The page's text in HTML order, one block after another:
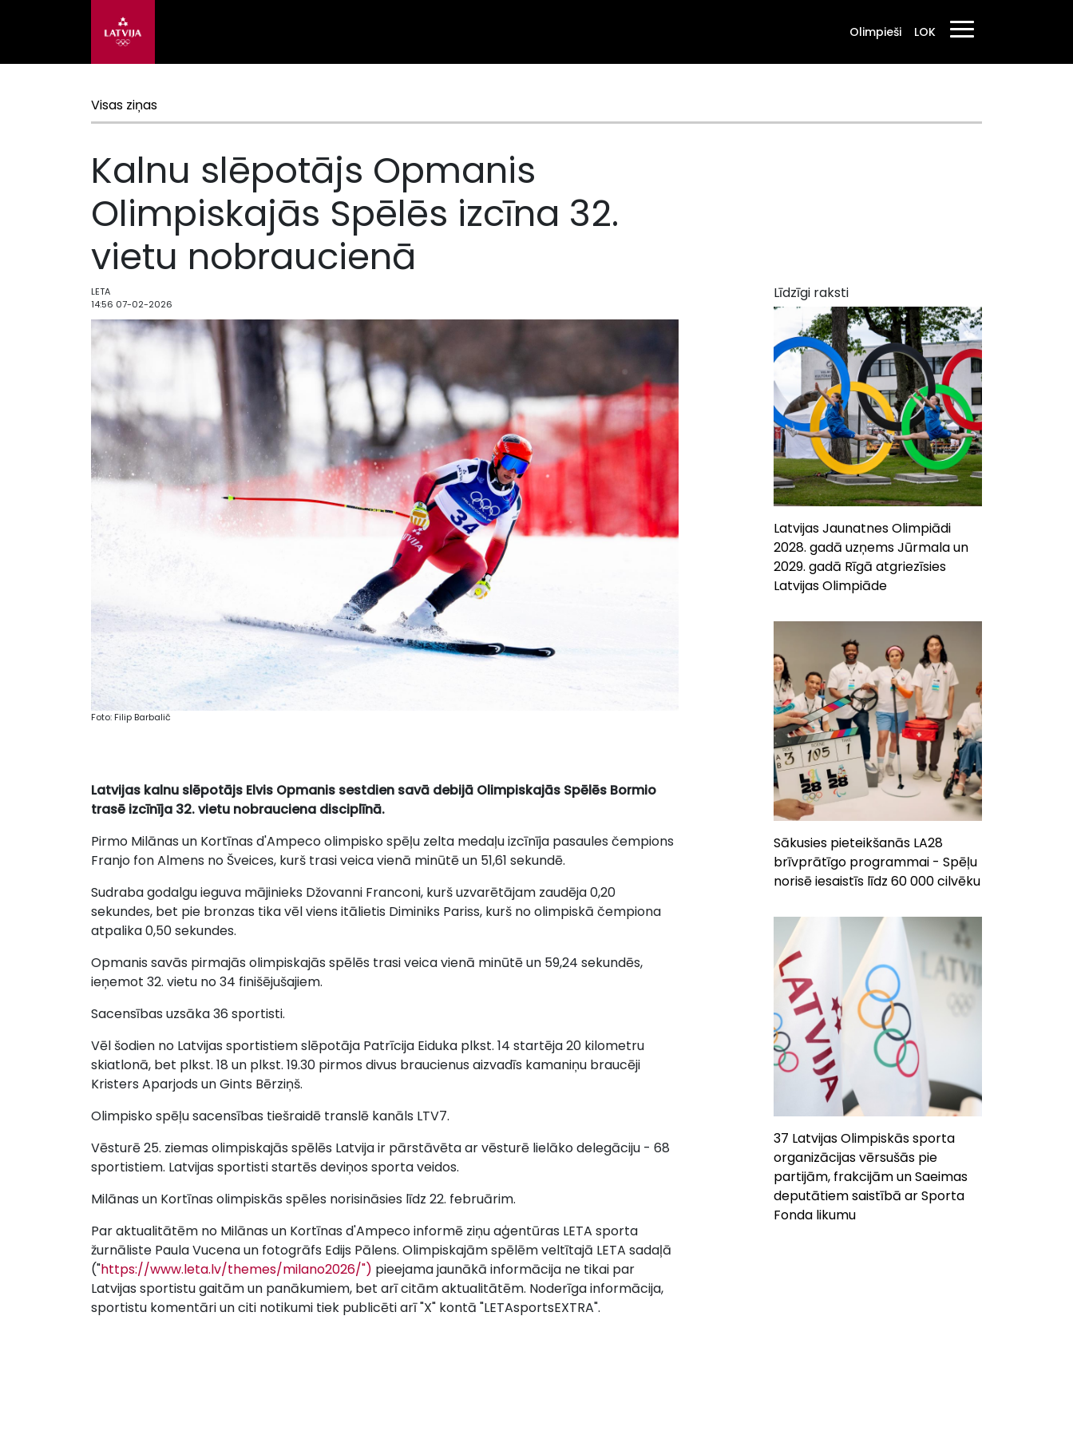
Olimpieši LOK
Visas ziņas
Kalnu slēpotājs Opmanis
Olimpiskajās Spēlēs izcīna 32.
vietu nobraucienā
LETA
14:56 07-02-2026
Foto: Filip Barbalič
Latvijas kalnu slēpotājs Elvis Opmanis sestdien savā debijā Olimpiskajās Spēlēs Bormio
trasē izcīnīja 32. vietu nobrauciena disciplīnā.
Pirmo Milānas un Kortīnas d'Ampeco olimpisko spēļu zelta medaļu izcīnīja pasaules čempions
Franjo fon Almens no Šveices, kurš trasi veica vienā minūtē un 51,61 sekundē.
Sudraba godalgu ieguva mājinieks Džovanni Franconi, kurš uzvarētājam zaudēja 0,20
sekundes, bet pie bronzas tika vēl viens itālietis Diminiks Pariss, kurš no olimpiskā čempiona
atpalika 0,50 sekundes.
Opmanis savās pirmajās olimpiskajās spēlēs trasi veica vienā minūtē un 59,24 sekundēs,
ieņemot 32. vietu no 34 finišējušajiem.
Sacensības uzsāka 36 sportisti.
Vēl šodien no Latvijas sportistiem slēpotāja Patrīcija Eiduka plkst. 14 startēja 20 kilometru
skiatlonā, bet plkst. 18 un plkst. 19.30 pirmos divus braucienus aizvadīs kamaniņu braucēji
Kristers Aparjods un Gints Bērziņš.
Olimpisko spēļu sacensības tiešraidē translē kanāls LTV7.
Vēsturē 25. ziemas olimpiskajās spēlēs Latvija ir pārstāvēta ar vēsturē lielāko delegāciju - 68
sportistiem. Latvijas sportisti startēs deviņos sporta veidos.
Milānas un Kortīnas olimpiskās spēles norisināsies līdz 22. februārim.
Par aktualitātēm no Milānas un Kortīnas d'Ampeco informē ziņu aģentūras LETA sporta
žurnāliste Paula Vucena un fotogrāfs Edijs Pālens. Olimpiskajām spēlēm veltītajā LETA sadaļā
("https://www.leta.lv/themes/milano2026/") pieejama jaunākā informācija ne tikai par
Latvijas sportistu gaitām un panākumiem, bet arī citām aktualitātēm. Noderīga informācija,
sportistu komentāri un citi notikumi tiek publicēti arī "X" kontā "LETAsportsEXTRA".
Līdzīgi raksti
Latvijas Jaunatnes Olimpiādi
2028. gadā uzņems Jūrmala un
2029. gadā Rīgā atgriezīsies
Latvijas Olimpiāde
Sākusies pieteikšanās LA28
brīvprātīgo programmai - Spēļu
norisē iesaistīs līdz 60 000 cilvēku
37 Latvijas Olimpiskās sporta
organizācijas vērsušās pie
partijām, frakcijām un Saeimas
deputātiem saistībā ar Sporta
Fonda likumu